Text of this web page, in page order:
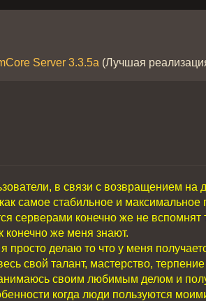
Server 3.3.5a (Лучшая
в связи с возвращением на
самое стабильное и
серверами конечно же не вспомнят
же меня знают.
просто делаю то что у меня
свой талант, мастерство,
своим любимым делом и
когда люди пользуются